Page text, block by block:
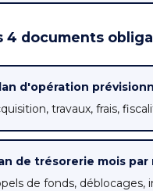
4 documents
d'opération
travaux, frais,
de trésorerie mois par
de fonds, déblocages,